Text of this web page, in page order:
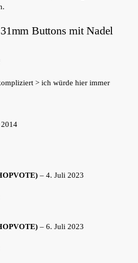
31mm Buttons mit Nadel
> ich würde hier immer
– 4. Juli 2023
– 6. Juli 2023